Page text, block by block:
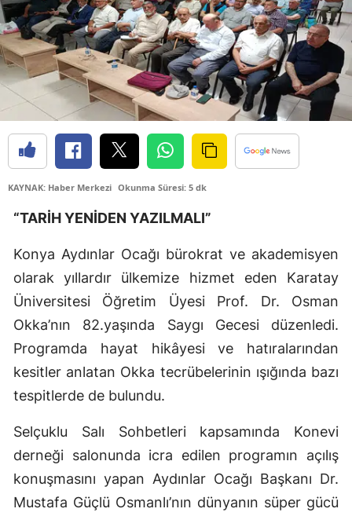
Bursa
Çanakkale
Çankırı
Çorum
Denizli
Elazığ
Erzincan
Erzurum
Eskişehir
Gaziantep
Gümüşhane
Hakkari
Hatay
KAYNAK: Haber Merkezi Okunma Süresi: 5 dk
“TARİH YENİDEN YAZILMALI”
Konya Aydınlar Ocağı bürokrat ve akademisyen
olarak yıllardır ülkemize hizmet eden Karatay
Üniversitesi Öğretim Üyesi Prof. Dr. Osman
Okka’nın 82.yaşında Saygı Gecesi düzenledi.
Programda hayat hikâyesi ve hatıralarından
kesitler anlatan Okka tecrübelerinin ışığında bazı
tespitlerde de bulundu.
Selçuklu Salı Sohbetleri kapsamında Konevi
derneği salonunda icra edilen programın açılış
konuşmasını yapan Aydınlar Ocağı Başkanı Dr.
Mustafa Güçlü Osmanlı’nın dünyanın süper gücü